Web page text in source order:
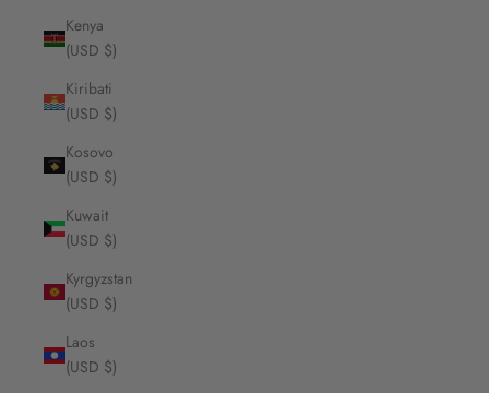
Kenya
(USD $)
Kiribati
(USD $)
Kosovo
(USD $)
Kuwait
(USD $)
Kyrgyzstan
(USD $)
Laos
(USD $)